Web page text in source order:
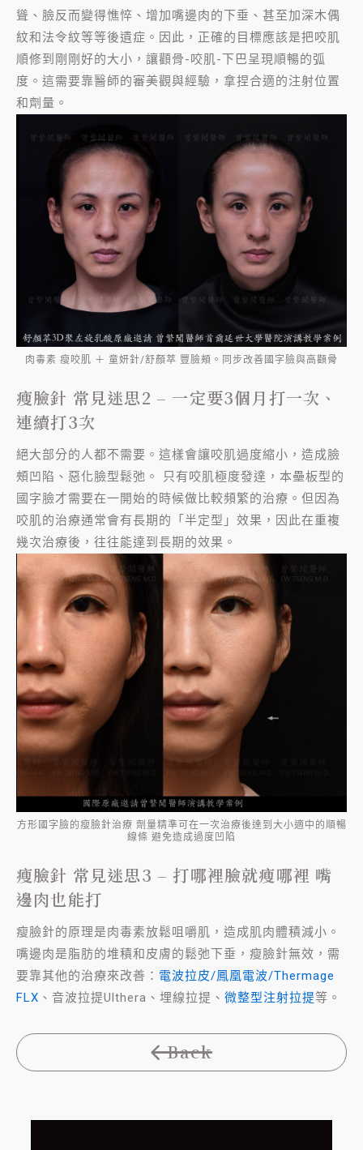
聳、臉反而變得憔悴、增加嘴邊肉的下垂、甚至加深木偶
紋和法令紋等等後遺症。因此，正確的目標應該是把咬肌
順修到剛剛好的大小，讓顴骨-咬肌-下巴呈現順暢的弧
度。這需要靠醫師的審美觀與經驗，拿捏合適的注射位置
和劑量。
肉毒素 瘦咬肌 ＋ 童妍針/舒顏萃 豐臉頰。同步改善國字臉與高顴骨
瘦臉針 常見迷思2 – 一定要3個月打一次、
連續打3次
絕大部分的人都不需要。這樣會讓咬肌過度縮小，造成臉
頰凹陷、惡化臉型鬆弛。 只有咬肌極度發達，本壘板型的
國字臉才需要在一開始的時候做比較頻繁的治療。但因為
咬肌的治療通常會有長期的「半定型」效果，因此在重複
幾次治療後，往往能達到長期的效果。
方形國字臉的瘦臉針治療 劑量精準可在一次治療後達到大小適中的順暢
線條 避免造成過度凹陷
瘦臉針 常見迷思3 – 打哪裡臉就瘦哪裡 嘴
邊肉也能打
瘦臉針的原理是肉毒素放鬆咀嚼肌，造成肌肉體積減小。
嘴邊肉是脂肪的堆積和皮膚的鬆弛下垂，瘦臉針無效，需
要靠其他的治療來改善： 電波拉皮/鳳凰電波/Thermage
FLX 、音波拉提Ulthera、埋線拉提、 微整型注射拉提等。
Back